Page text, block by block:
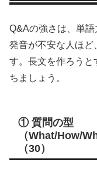
Q&Aの強さは、単語
発音が不安な人ほど
す。長文を作ろうと
ちましょう。
① 質問の型
（What/How/
（30）